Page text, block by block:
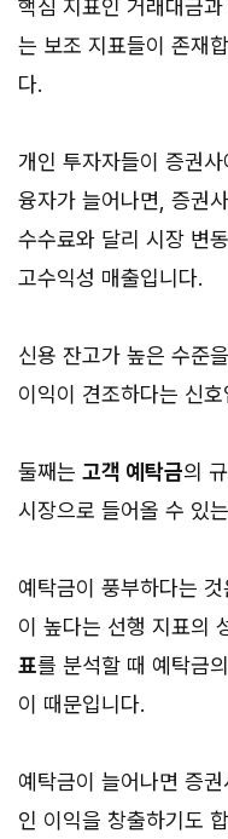
핵심 지표인 거래대금
는 보조 지표들이 존재
다.
개인 투자자들이 증권
융자가 늘어나면, 증권
수수료와 달리 시장 변
고수익성 매출입니다.
신용 잔고가 높은 수준
이익이 견조하다는 신호
둘째는 고객 예탁금의
시장으로 들어올 수 있
예탁금이 풍부하다는
이 높다는 선행 지표의
표를 분석할 때 예탁금
이 때문입니다.
예탁금이 늘어나면 증
인 이익을 창출하기도